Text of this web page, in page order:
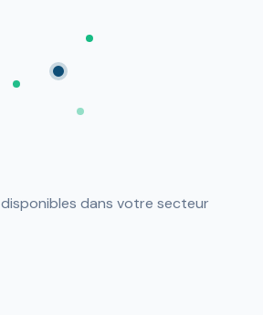
dans votre secteur